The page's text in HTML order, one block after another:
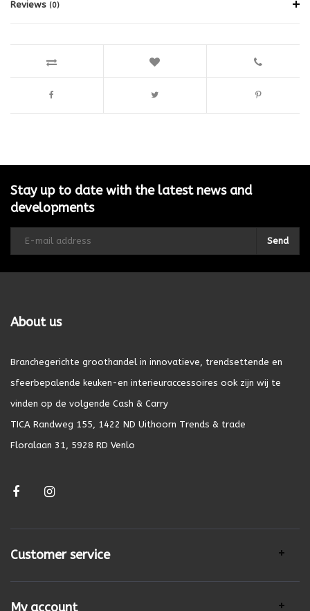
Reviews (0)
Stay up to date with the latest news and
developments
Send
About us
Branchegerichte groothandel in innovatieve, trendsettende en
sfeerbepalende keuken-en interieuraccessoires ook zijn wij te
vinden op de volgende Cash & Carry
TICA Randweg 155, 1422 ND Uithoorn Trends & trade
Floralaan 31, 5928 RD Venlo
Customer service
My account